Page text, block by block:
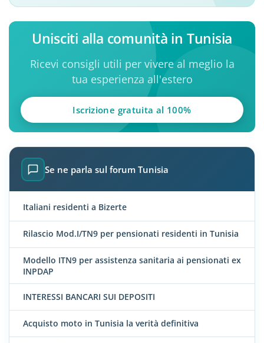
Unisciti alla comunità in Tunisia
Ricevi consigli utili per vivere al meglio la
tua esperienza all'estero
Iscrizione gratuita al 100%
Se ne parla sul forum Tunisia
Italiani residenti a Bizerte
Rilascio Mod.I/TN9 per pensionati residenti in Tunisia
Modello ITN9 per assistenza sanitaria ai pensionati ex
INPDAP
INTERESSI BANCARI SUI DEPOSITI
Acquisto moto in Tunisia la verità definitiva